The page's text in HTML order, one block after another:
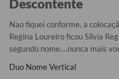
Descontente
Nao fiquei conforme, a
Regina Loureiro ficou Silvia
segundo nome....nunca mais
Duo Nome Vertical